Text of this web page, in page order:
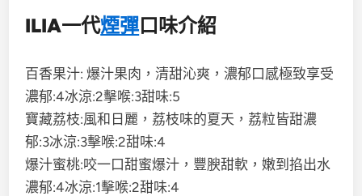
ILIA一代煙彈口味介紹
百香果汁: 爆汁果肉，清甜沁爽，濃郁口感極致享受
濃郁:4冰涼:2擊喉:3甜味:5
寶藏荔枝:風和日麗，荔枝味的夏天，荔粒皆甜濃
郁:3冰涼:3擊喉:2甜味:4
爆汁蜜桃:咬一口甜蜜爆汁，豐腴甜軟，嫩到掐出水
濃郁:4冰涼:1擊喉:2甜味:4